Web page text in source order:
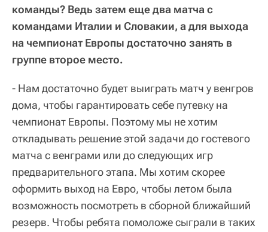
команды? Ведь затем еще два матча с
командами Италии и Словакии, а для выхода
на чемпионат Европы достаточно занять в
группе второе место.
- Нам достаточно будет выиграть матч у венгров
дома, чтобы гарантировать себе путевку на
чемпионат Европы. Поэтому мы не хотим
откладывать решение этой задачи до гостевого
матча с венграми или до следующих игр
предварительного этапа. Мы хотим скорее
оформить выход на Евро, чтобы летом была
возможность посмотреть в сборной ближайший
резерв. Чтобы ребята помоложе сыграли в таких